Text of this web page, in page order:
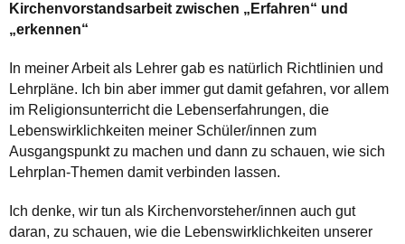
Kirchenvorstandsarbeit zwischen „Erfahren“ und
„erkennen“
In meiner Arbeit als Lehrer gab es natürlich Richtlinien und
Lehrpläne. Ich bin aber immer gut damit gefahren, vor allem
im Religionsunterricht die Lebenserfahrungen, die
Lebenswirklichkeiten meiner Schüler/innen zum
Ausgangspunkt zu machen und dann zu schauen, wie sich
Lehrplan-Themen damit verbinden lassen.
Ich denke, wir tun als Kirchenvorsteher/innen auch gut
daran, zu schauen, wie die Lebenswirklichkeiten unserer